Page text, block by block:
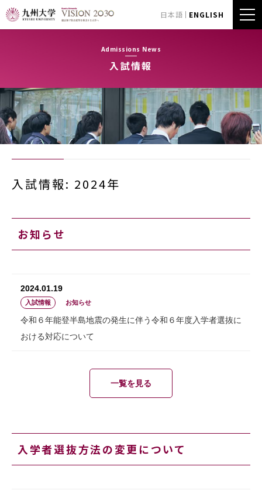
日本語 ENGLISH
Admissions News
入試情報
入試情報: 2024年
お知らせ
2024.01.19
入試情報 お知らせ
令和６年能登半島地震の発生に伴う令和６年度入学者選抜に
おける対応について
一覧を見る
入学者選抜方法の変更について